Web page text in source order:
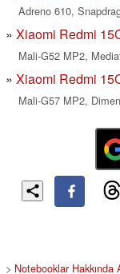
Adreno 610,
Xiaomi Redmi
Mali-G52 MP2,
Xiaomi Redmi
Mali-G57 MP2,
> Notebooklar Hakkında